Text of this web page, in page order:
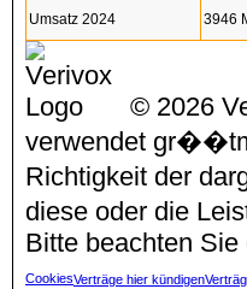
Umsatz 2024 3946
© 2026
verwendet
Richtigkeit der
diese oder die
Bitte beachten Sie
CookiesVerträge hier kündigen